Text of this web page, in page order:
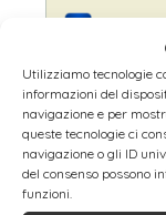
Utilizziamo tecnologie
informazioni del
navigazione e per
queste tecnologie ci
navigazione o gli ID
del consenso possono
funzioni.
Stoccarda